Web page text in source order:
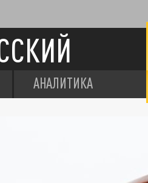
АНАЛИТИКА